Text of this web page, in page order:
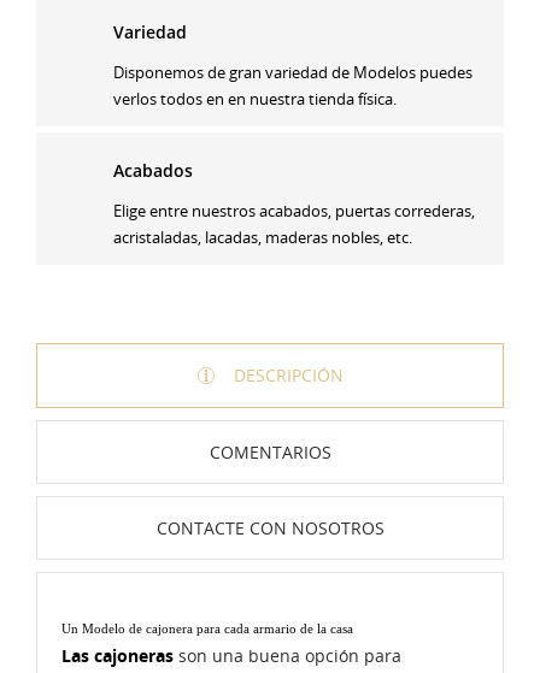
Variedad
Disponemos de gran variedad de Modelos puedes
verlos todos en en nuestra tienda física.
Acabados
Elige entre nuestros acabados, puertas correderas,
acristaladas, lacadas, maderas nobles, etc.
DESCRIPCIÓN
COMENTARIOS
CONTACTE CON NOSOTROS
Un Modelo de cajonera para cada armario de la casa
Las cajoneras son una buena opción para